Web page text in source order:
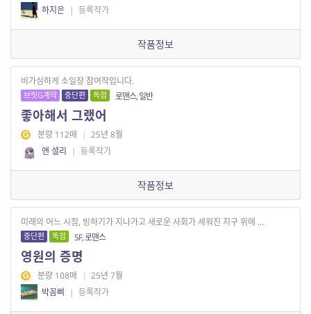
하지은 | 등록작가
작품정보
비가심하게 소일장 참여작입니다.
브릿G계약 중단편 독점 로맨스, 일반
좋아해서 그랬어
분량 112매 | 25년 8월
앤 셜리
| 등록작가
작품정보
미래의 어느 시점, 빙하기가 지나가고 새로운 사회가 세워진 지구 위에 ...
중단편 독점 SF, 로맨스
영원의 증명
분량 108매 | 25년 7월
박꼼삐
| 등록작가